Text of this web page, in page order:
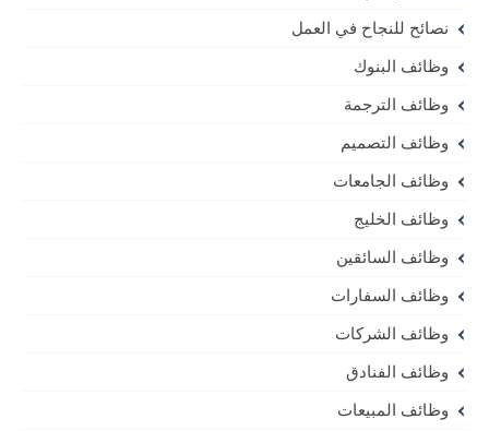
نصائح للنجاح في العمل
وظائف البنوك
وظائف الترجمة
وظائف التصميم
وظائف الجامعات
وظائف الخليج
وظائف السائقين
وظائف السفارات
وظائف الشركات
وظائف الفنادق
وظائف المبيعات